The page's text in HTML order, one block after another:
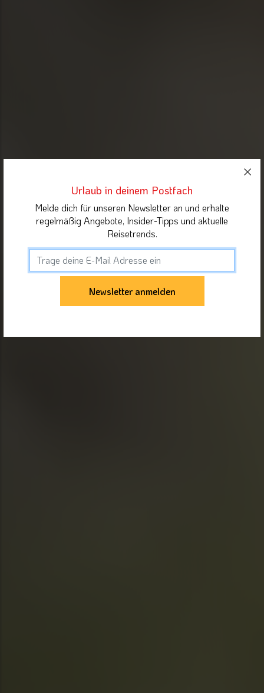
Urlaub in deinem Postfach
Melde dich für unseren Newsletter an und erhalte
regelmäßig Angebote, Insider-Tipps und aktuelle
Reisetrends.